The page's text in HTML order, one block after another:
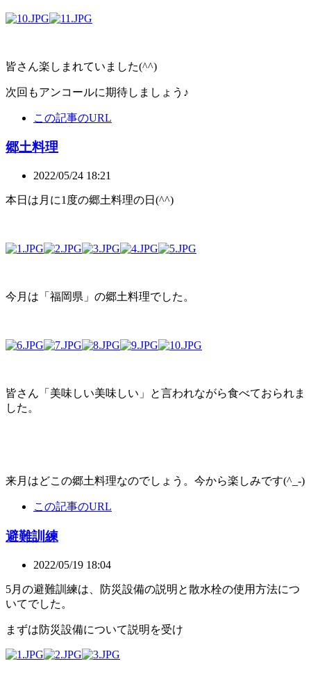
皆さん楽しまれていました(^^)
次回もアンコールに期待しましょう♪
この記事のURL
郷土料理
2022/05/24 18:21
本日は月に1度の郷土料理の日(^^)
今月は「福岡県」の郷土料理でした。
皆さん「美味しい美味しい」と言われながら食べておられま
した。
来月はどこの郷土料理なのでしょう。今から楽しみです(^_-)
この記事のURL
避難訓練
2022/05/19 18:04
5月の避難訓練は、防災設備の説明と散水栓の使用方法につ
いてでした。
まずは防災設備について説明を受け